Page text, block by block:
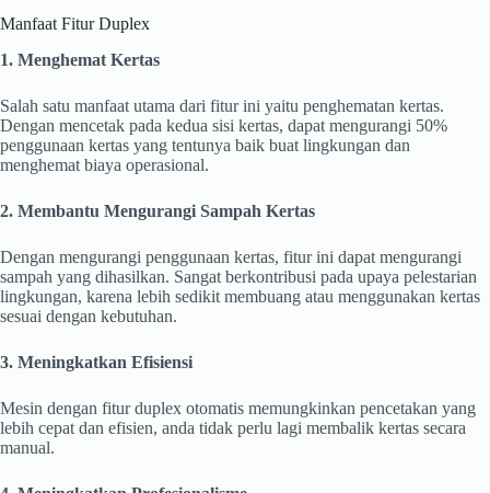
Manfaat Fitur Duplex
1. Menghemat Kertas
Salah satu manfaat utama dari fitur ini yaitu penghematan kertas.
Dengan mencetak pada kedua sisi kertas, dapat mengurangi 50%
penggunaan kertas yang tentunya baik buat lingkungan dan
menghemat biaya operasional.
2. Membantu Mengurangi Sampah Kertas
Dengan mengurangi penggunaan kertas, fitur ini dapat mengurangi
sampah yang dihasilkan. Sangat berkontribusi pada upaya pelestarian
lingkungan, karena lebih sedikit membuang atau menggunakan kertas
sesuai dengan kebutuhan.
3. Meningkatkan Efisiensi
Mesin dengan fitur duplex otomatis memungkinkan pencetakan yang
lebih cepat dan efisien, anda tidak perlu lagi membalik kertas secara
manual.